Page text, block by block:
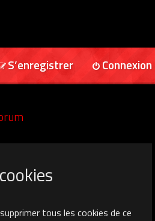
Connexion
S’enregistrer
tous les cookies de ce